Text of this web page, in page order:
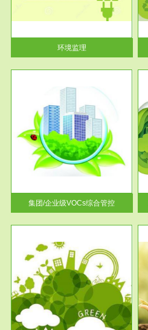
环境监理
根据《重点区域大气污染防
治“十二五”规划》有机废气净化
率达...
集团/企业级VOCs综合管控
服务范围
政府/园区级VOCs综合管控服务
根据《石化行业挥发性有机物综
合整治方案》文件要求，到2017
年，全...
服务范围
土壤修复